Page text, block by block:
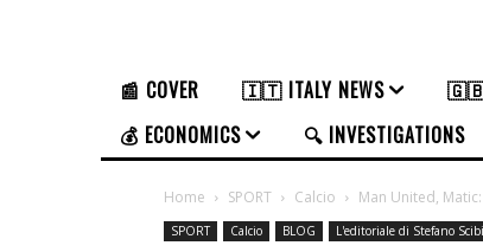
📰 COVER 🇮🇹 ITALY NEWS 🇬🇧
💰 ECONOMICS
🔍 INVESTIGATIONS
Home SPORT Calcio Man United,
SPORT Calcio BLOG L'editoriale di Stefano